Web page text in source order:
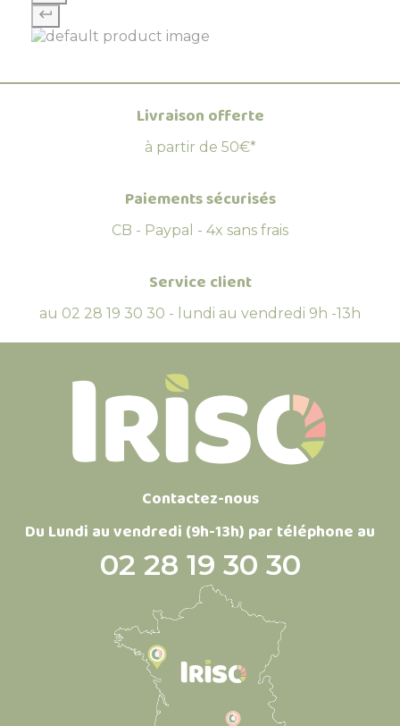
Livraison offerte
à partir de 50€*
Paiements sécurisés
CB - Paypal - 4x sans frais
Service client
au 02 28 19 30 30 - lundi au vendredi 9h -13h
Contactez-nous
Du Lundi au vendredi (9h-13h) par téléphone au
02 28 19 30 30